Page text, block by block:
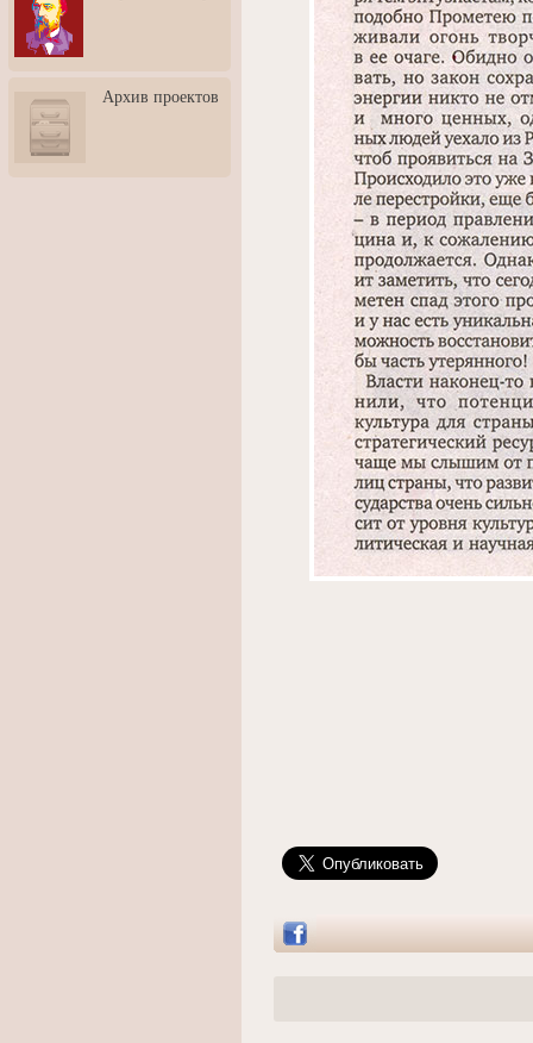
3: Обусловленности
человека и их влияние на
карьеру
скульптором Дмитрием
Тугариновым
АртБульвар в День города
Архив проектов